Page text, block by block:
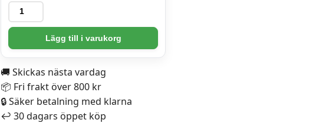
Ravensburger
Pussel
Illustrerad
världskarta
5000
bitar
mängd
Lägg till i varukorg
🚚 Skickas nästa vardag
📦 Fri frakt över 800 kr
🔒 Säker betalning med klarna
↩️ 30 dagars öppet köp